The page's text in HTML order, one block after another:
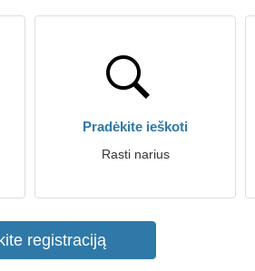
Pradėkite ieškoti
Rasti narius
registraciją